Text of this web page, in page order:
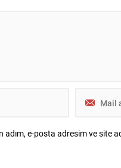
adım, e-posta adresim ve site